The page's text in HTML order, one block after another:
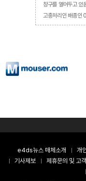
창구를 열어두고 있
고충처리인 배종
e4ds뉴스 매체소개 개
기사제보
제휴문의 및 고